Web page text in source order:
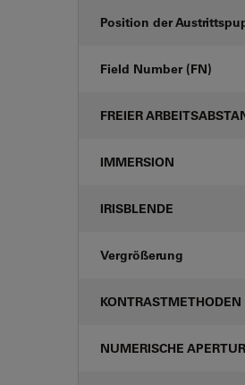
Position der
Field Number (FN)
FREIER
IMMERSION
IRISBLENDE
Vergrößerung
KONTRASTMETHODEN
NUMERISCHE APERTUR